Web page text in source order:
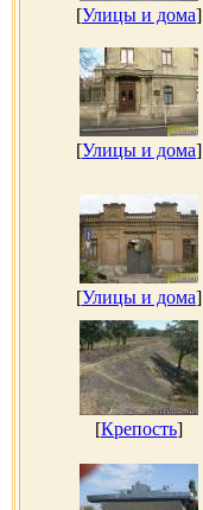
[Улицы и дома]
[Улицы и дома]
[Улицы и дома]
[Крепость]